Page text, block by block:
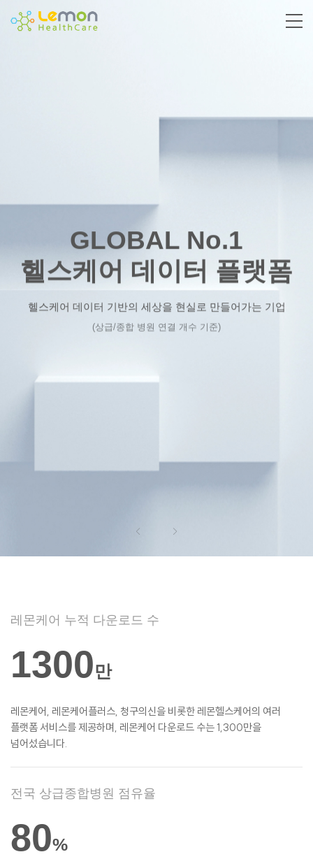
GLOBAL No.1
헬스케어 데이터 플랫폼
헬스케어 데이터 기반의 세상을 현실로 만들어가는 기업
(상급/종합 병원 연결 개수 기준)
레몬케어 누적 다운로드 수
1300만
레몬케어, 레몬케어플러스, 청구의신을 비롯한 레몬헬스케어의 여러
플랫폼 서비스를 제공하며, 레몬케어 다운로드 수는 1,300만을
넘어섰습니다.
전국 상급종합병원 점유율
80%